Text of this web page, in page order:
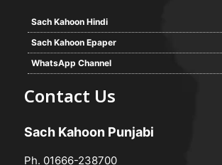
Sach Kahoon Hindi
Sach Kahoon Epaper
WhatsApp Channel
Contact Us
Sach Kahoon Punjabi
Ph. 01666-238700